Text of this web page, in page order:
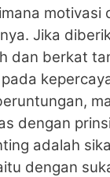
motivasi
Jika
dan berkat
dengan
adalah
dengan